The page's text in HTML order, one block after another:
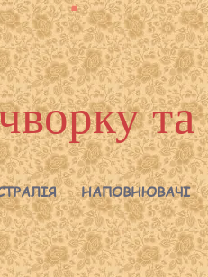
та
НАПОВНЮВАЧІ